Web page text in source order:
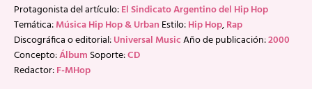
Protagonista del artículo:El Sindicato Argentino del Hip Hop
Temática:Música Hip Hop & Urban Estilo:Hip Hop,Rap
Discográfica o editorial:Universal MusicAño de publicación:2000
Concepto:Álbum Soporte:CD
Redactor:F-MHop